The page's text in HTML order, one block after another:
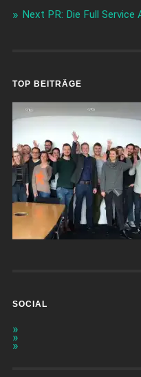
Next PR: Die Full
TOP BEITRÄGE
SOCIAL